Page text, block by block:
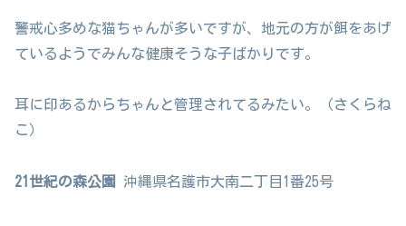
警戒心多めな猫ちゃんが多いですが、地元の方が餌をあげ
ているようでみんな健康そうな子ばかりです。
耳に印あるからちゃんと管理されてるみたい。（さくらね
こ）
21世紀の森公園 沖縄県名護市大南二丁目1番25号